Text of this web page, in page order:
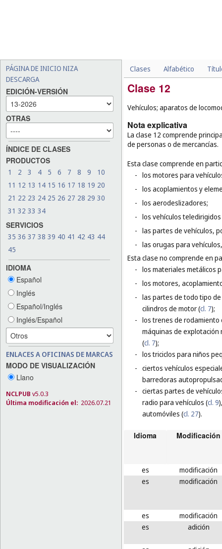
PÁGINA DE INICIO NIZA
DESCARGA
EDICIÓN-VERSIÓN
OTRAS
ÍNDICE DE CLASES
PRODUCTOS
1 2 3 4 5 6 7 8 9
10
11 12 13 14 15 16 17 18 19 20
21 22 23 24 25 26 27 28 29 30
31 32 33 34
SERVICIOS
35 36 37 38 39 40 41 42 43 44
45
IDIOMA
Español
Inglés
Español/Inglés
Inglés/Español
ENLACES A OFICINAS DE MARCAS
MODO DE VISUALIZACIÓN
Llano
NCLPUB v5.0.3
Última modificación el: 2026.07.21
Clases Alfabético
Clase 12
Vehículos; aparatos de
Nota explicativa
La clase 12 comprende
de personas o de mercancías.
Esta clase comprende en
- los motores para
- los acoplamientos y
- los aerodeslizadores;
- los vehículos
- las partes de vehículos,
- las orugas para
Esta clase no comprende en
- los materiales metálicos
- los motores,
- las partes de todo tipo
cilindros de motor (cl. 7);
- los trenes de rodamiento
máquinas de explotación
(cl. 7);
- los triciclos para niños
- ciertos vehículos
barredoras
- ciertas partes de
radio para vehículos (cl. 9
automóviles (cl. 27).
Idioma Modificación
es
modificación
es
modificación
es
modificación
es
adición